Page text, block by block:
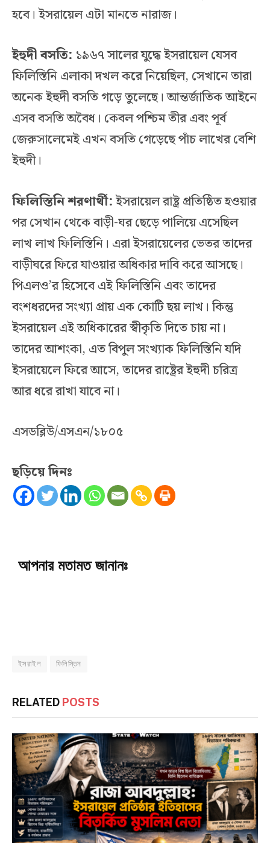
হবে। ইসরায়েল এটা মানতে নারাজ।
ইহুদী বসতি: ১৯৬৭ সালের যুদ্ধে ইসরায়েল যেসব
ফিলিস্তিনি এলাকা দখল করে নিয়েছিল, সেখানে তারা
অনেক ইহুদী বসতি গড়ে তুলেছে। আন্তর্জাতিক আইনে
এসব বসতি অবৈধ। কেবল পশ্চিম তীর এবং পূর্ব
জেরুসালেমেই এখন বসতি গেড়েছে পাঁচ লাখের বেশি
ইহুদী।
ফিলিস্তিনি শরণার্থী:ইসরায়েল রাষ্ট্র প্রতিষ্ঠিত হওয়ার
পর সেখান থেকে বাড়ী-ঘর ছেড়ে পালিয়ে এসেছিল
লাখ লাখ ফিলিস্তিনি। এরা ইসরায়েলের ভেতর তাদের
বাড়ীঘরে ফিরে যাওয়ার অধিকার দাবি করে আসছে।
পিএলও’র হিসেবে এই ফিলিস্তিনি এবং তাদের
বংশধরদের সংখ্যা প্রায় এক কোটি ছয় লাখ। কিন্তু
ইসরায়েল এই অধিকারের স্বীকৃতি দিতে চায় না।
তাদের আশংকা, এত বিপুল সংখ্যাক ফিলিস্তিনি যদি
ইসরায়েলে ফিরে আসে, তাদের রাষ্ট্রের ইহুদী চরিত্র
আর ধরে রাখা যাবে না।
এসডব্লিউ/এসএন/১৮০৫
ছড়িয়ে দিনঃ
আপনার মতামত জানানঃ
ইসরাইল ফিলিস্তিন
RELATED POSTS